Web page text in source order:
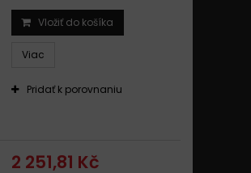
Vložiť do košíka
Viac
Pridať k porovnaniu
2 251,81 Kč